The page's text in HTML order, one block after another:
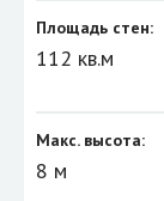
Площадь стен:
112 кв.м
Макс. высота:
8 м